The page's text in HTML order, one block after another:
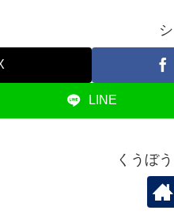
LINE
くうぼ